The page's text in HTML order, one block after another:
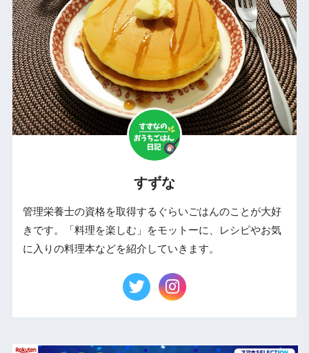
すずな
管理栄養士の資格を取得するぐらいごはんのことが大好
きです。「料理を楽しむ」をモットーに、レシピやお気
に入りの料理本などを紹介していきます。